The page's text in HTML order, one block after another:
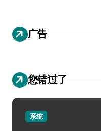
广告
您错过了
系统